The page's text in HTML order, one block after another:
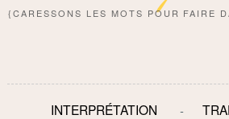
{CARESSONS LES MOTS POUR FAIRE
INTERPRÉTATION